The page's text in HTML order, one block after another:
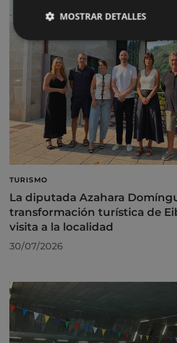
TURISMO
La diputada Azahara
transformación turística de
visita a la localidad
30/07/2026
MOSTRAR DETALLES